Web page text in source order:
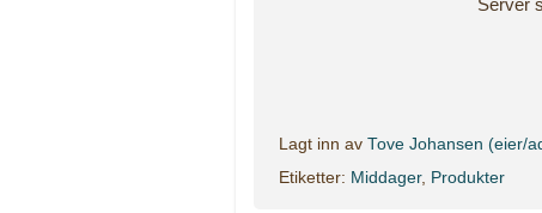
Server
Lagt inn av Tove Johansen (eier/
Etiketter: Middager, Produkter